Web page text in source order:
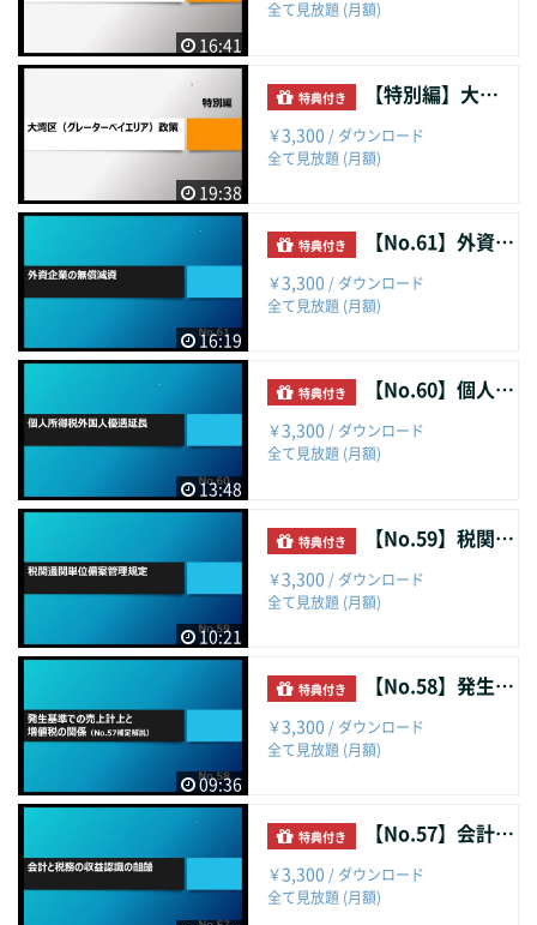
16:41
全て見放題 (月額)
19:38
特典付き 【特別編】大湾区（グレーターベイエリア）政策
￥3,300 / ダウンロード
全て見放題 (月額)
16:19
特典付き 【No.61】外資企業の無償減資
￥3,300 / ダウンロード
全て見放題 (月額)
13:48
特典付き 【No.60】個人所得税外国人優遇延長
￥3,300 / ダウンロード
全て見放題 (月額)
10:21
特典付き 【No.59】税関通関単位備案管理規定
￥3,300 / ダウンロード
全て見放題 (月額)
09:36
特典付き 【No.58】発生基準での売上計上と増値税の関係
￥3,300 / ダウンロード
全て見放題 (月額)
特典付き 【No.57】会計と税務の収益認識の齟齬
￥3,300 / ダウンロード
全て見放題 (月額)